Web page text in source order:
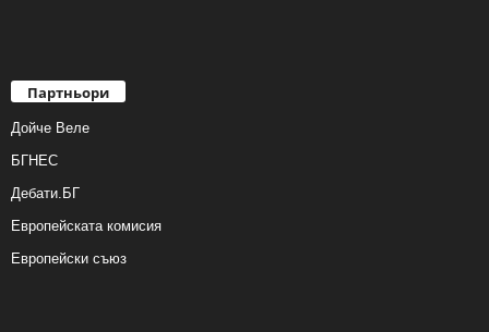
Партньори
Дойче Веле
БГНЕС
Дебати.БГ
Европейската комисия
Европейски съюз